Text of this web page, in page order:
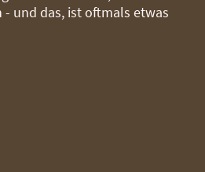
- und das, ist oftmals etwas